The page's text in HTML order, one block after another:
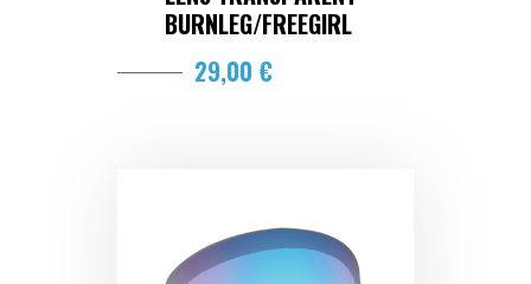
BURNLEG/FREEGIRL
29,00 €